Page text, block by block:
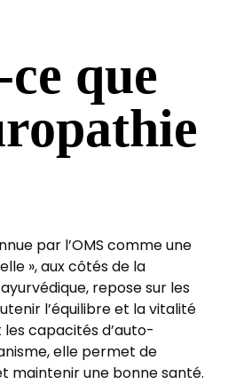
que
par l’OMS comme une
», aux côtés de la
repose sur les
l’équilibre et la vitalité
capacités d’auto-
elle permet de
maintenir une bonne santé.